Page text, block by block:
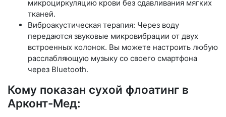
микроциркуляцию крови без сдавливания мягких
тканей.
Виброакустическая терапия: Через воду
передаются звуковые микровибрации от двух
встроенных колонок. Вы можете настроить любую
расслабляющую музыку со своего смартфона
через Bluetooth.
Кому показан сухой флоатинг в
Арконт-Мед: